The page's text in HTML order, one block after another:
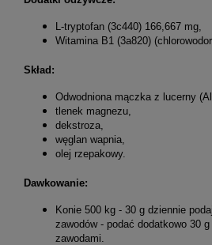
L-tryptofan (3c440) 166,667 mg,
Witamina B1 (3a820)
Skład:
Odwodniona mączka z lucerny
tlenek magnezu,
dekstroza,
węglan wapnia,
olej rzepakowy.
Dawkowanie:
Konie 500 kg - 30 g dziennie
zawodów - podać dodatkowo 30
zawodami.